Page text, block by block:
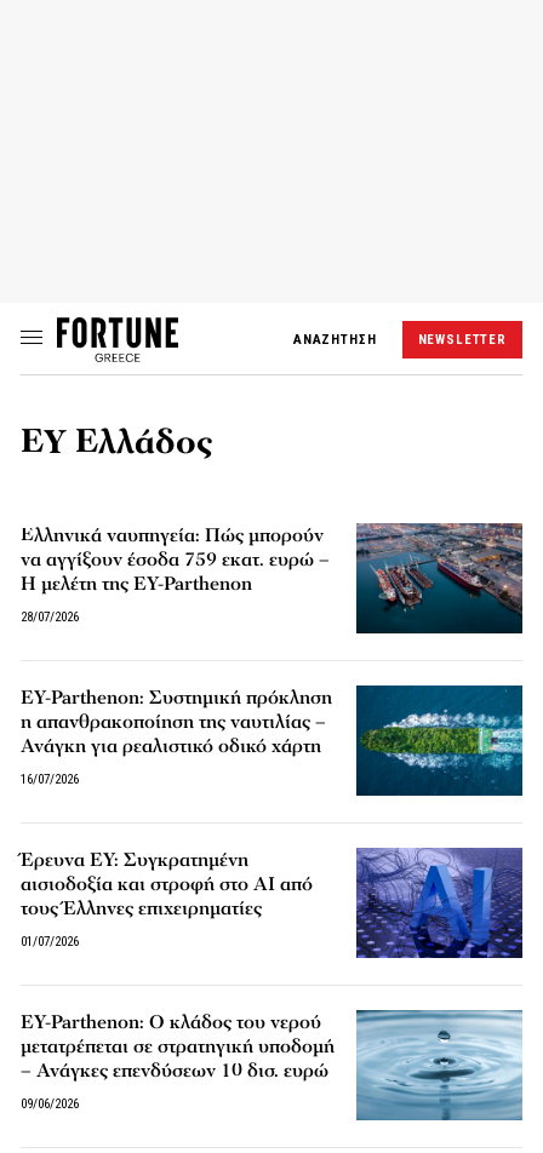
ΑΝΑΖΗΤΗΣΗ NEWSLETTER
EY Ελλάδος
Ελληνικά ναυπηγεία: Πώς μπορούν
να αγγίξουν έσοδα 759 εκατ. ευρώ –
Η μελέτη της EY-Parthenon
28/07/2026
EY-Parthenon: Συστημική πρόκληση
η απανθρακοποίηση της ναυτιλίας –
Ανάγκη για ρεαλιστικό οδικό χάρτη
16/07/2026
Έρευνα EY: Συγκρατημένη
αισιοδοξία και στροφή στο AI από
τους Έλληνες επιχειρηματίες
01/07/2026
EY-Parthenon: Ο κλάδος του νερού
μετατρέπεται σε στρατηγική υποδομή
– Ανάγκες επενδύσεων 10 δισ. ευρώ
09/06/2026